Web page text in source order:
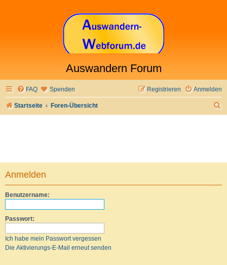
Auswandern Forum
FAQ Spenden Anmelden
Registrieren
Startseite Foren-Übersicht
Anmelden
Benutzername:
Passwort:
Ich habe mein Passwort vergessen
Die Aktivierungs-E-Mail erneut senden